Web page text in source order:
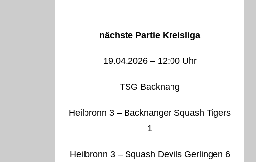
nächste Partie Kreisliga
19.04.2026 – 12:00 Uhr
TSG Backnang
Heilbronn 3 – Backnanger Squash Tigers
1
Heilbronn 3 – Squash Devils Gerlingen 6